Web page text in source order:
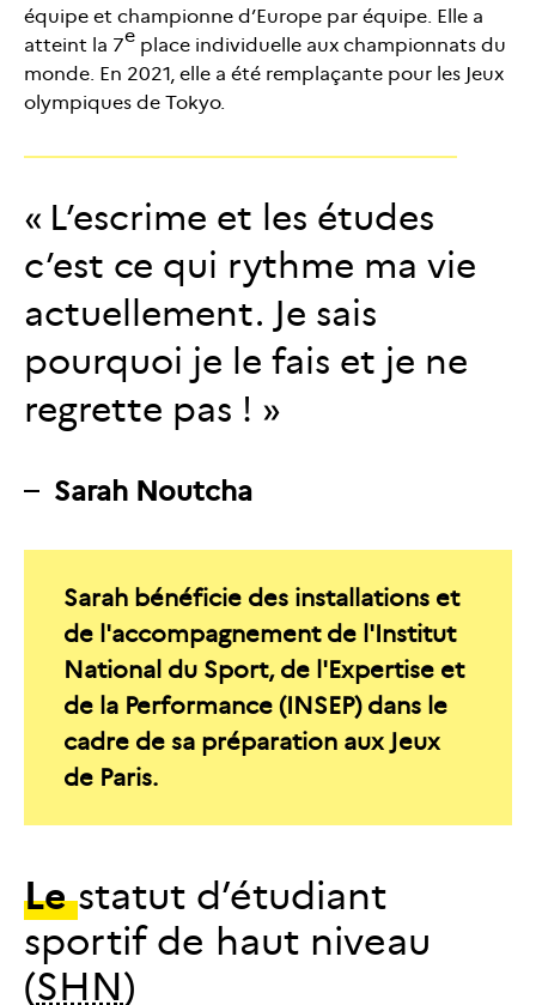
équipe et championne d’Europe par équipe. Elle a
atteint la 7e place individuelle aux championnats du
monde. En 2021, elle a été remplaçante pour les Jeux
olympiques de Tokyo.
L’escrime et les études
c’est ce qui rythme ma vie
actuellement. Je sais
pourquoi je le fais et je ne
regrette pas !
Sarah Noutcha
Sarah bénéficie des installations et
de l'accompagnement de l'Institut
National du Sport, de l'Expertise et
de la Performance (INSEP) dans le
cadre de sa préparation aux Jeux
de Paris.
Lestatut d’étudiant
sportif de haut niveau
(SHN)